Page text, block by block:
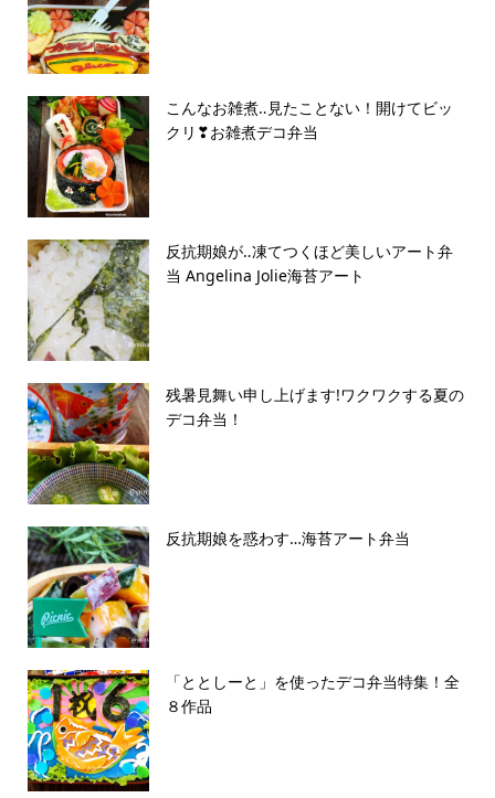
こんなお雑煮‥見たことない！開けてビッ
クリ❣お雑煮デコ弁当
反抗期娘が‥凍てつくほど美しいアート弁
当 Angelina Jolie海苔アート
残暑見舞い申し上げます!ワクワクする夏の
デコ弁当！
反抗期娘を惑わす…海苔アート弁当
「ととしーと」を使ったデコ弁当特集！全
８作品